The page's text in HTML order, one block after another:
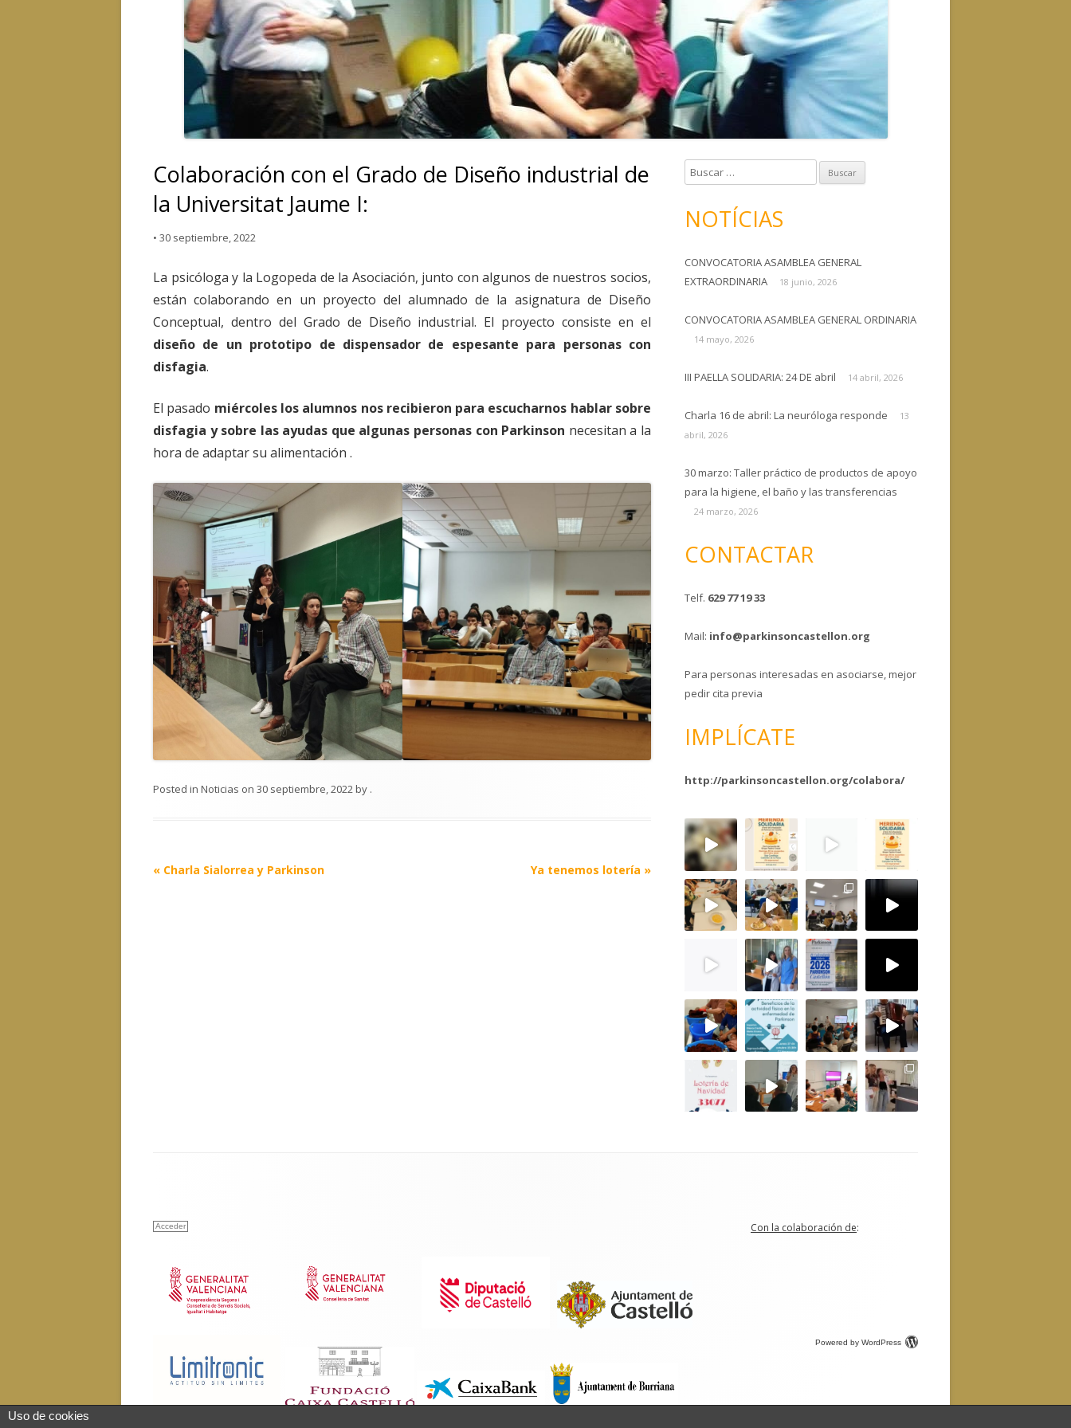
TERAPIA OCUPACIONAL
SOMOS TU FAMILIA
HORARIOS Y CUOTAS
Colaboración con el Grado de Diseño industrial de
la Universitat Jaume I:
• 30 septiembre, 2022
La psicóloga y la Logopeda de la Asociación, junto con algunos de nuestros socios,
están colaborando en un proyecto del alumnado de la asignatura de Diseño
Conceptual, dentro del Grado de Diseño industrial. El proyecto consiste en el
diseño de un prototipo de dispensador de espesante para personas con
disfagia.
El pasado miércoles los alumnos nos recibieron para escucharnos hablar sobre
disfagia y sobre las ayudas que algunas personas con Parkinson necesitan a la
hora de adaptar su alimentación .
Posted in Noticias on 30 septiembre, 2022by .
Post
« Charla Sialorrea y Parkinson Ya tenemos lotería »
u
c
r
:
NOTÍCIAS
CONVOCATORIA ASAMBLEA GENERAL
EXTRAORDINARIA
18 junio, 2026
CONVOCATORIA ASAMBLEA GENERAL ORDINARIA
14 mayo, 2026
III PAELLA SOLIDARIA: 24 DE abril 14 abril, 2026
Charla 16 de abril: La neuróloga responde
13
abril, 2026
30 marzo: Taller práctico de productos de apoyo
para la higiene, el baño y las transferencias
24 marzo, 2026
CONTACTAR
Telf. 629 77 19 33
Mail: info@parkinsoncastellon.org
Para personas interesadas en asociarse, mejor
pedir cita previa
IMPLÍCATE
http://parkinsoncastellon.org/colabora/
Acceder Con la colaboración de:
Powered by WordPress
Uso de cookies